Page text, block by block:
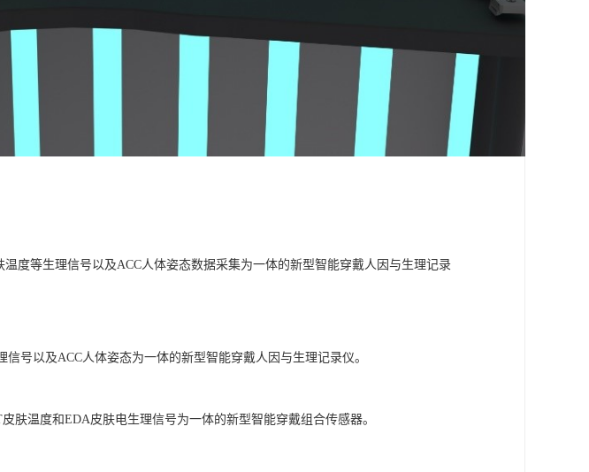
度等生理信号以及ACC人体姿态数据采集为一体的新型智能穿戴人因与生理记录
号以及ACC人体姿态为一体的新型智能穿戴人因与生理记录仪。
肤温度和EDA皮肤电生理信号为一体的新型智能穿戴组合传感器。